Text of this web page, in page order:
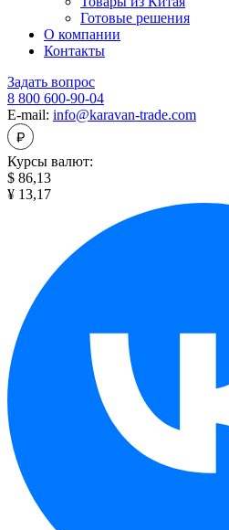
Готовые решения
О компании
Контакты
Задать вопрос
8 800 600-90-04
E-mail: info@karavan-trade.com
Курсы валют:
$ 86,13
¥ 13,17